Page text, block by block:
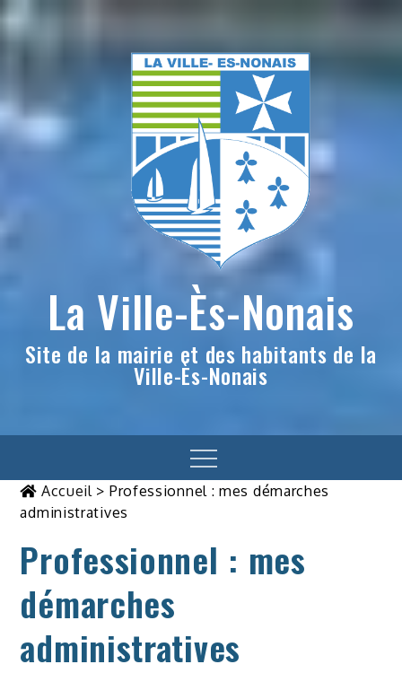
Skip
to
La Ville-Ès-Nonais
Site de la mairie et des habitants de la
Ville-Ès-Nonais
Menu
Accueil> Professionnel : mes démarches
administratives
Professionnel : mes
démarches
administratives